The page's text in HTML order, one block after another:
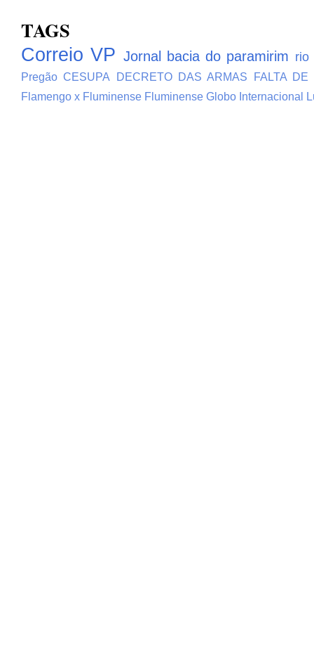
TAGS
Correio VP Jornal bacia do paramirim rio
Pregão CESUPA DECRETO DAS ARMAS
FALTA DE
Flamengo x Fluminense Fluminense Globo Internacional